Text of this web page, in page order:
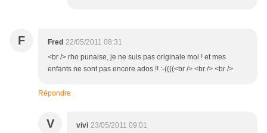
F Fred 22/05/2011 08:31
<br /> rho punaise, je ne suis pas originale moi ! et mes
enfants ne sont pas encore ados !! :-((((<br /> <br /> <br />
Répondre
V vivi 23/05/2011 09:01